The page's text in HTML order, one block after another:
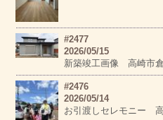
#2477
2026/05/15
新築竣工画像 高崎市
#2476
2026/05/14
お引渡しセレモニー